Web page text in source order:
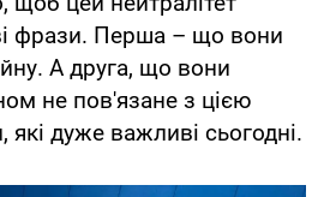
фрази. Перша – що вони
А друга, що вони
не пов'язане з цією
дуже важливі сьогодні.